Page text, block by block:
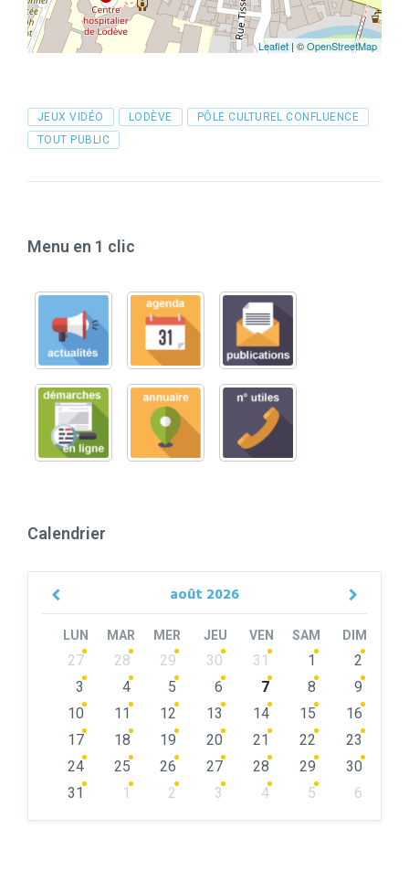
Leaflet | ©OpenStreetMap
Tags
JEUX VIDÉO LODÈVE
PÔLE CULTUREL CONFLUENCE
TOUT PUBLIC
Menu en 1 clic
Calendrier
août 2026
Previous
LUN MAR MER JEU VEN SAM DIM
Skip
calendar
27 28 29 30 31 1
2
3
4 5 6 7 8
9
10
11 12 13 14 15
16
17
18 19 20 21 22
23
24
25 26 27 28 29
30
31
1 2 3 4 5
6